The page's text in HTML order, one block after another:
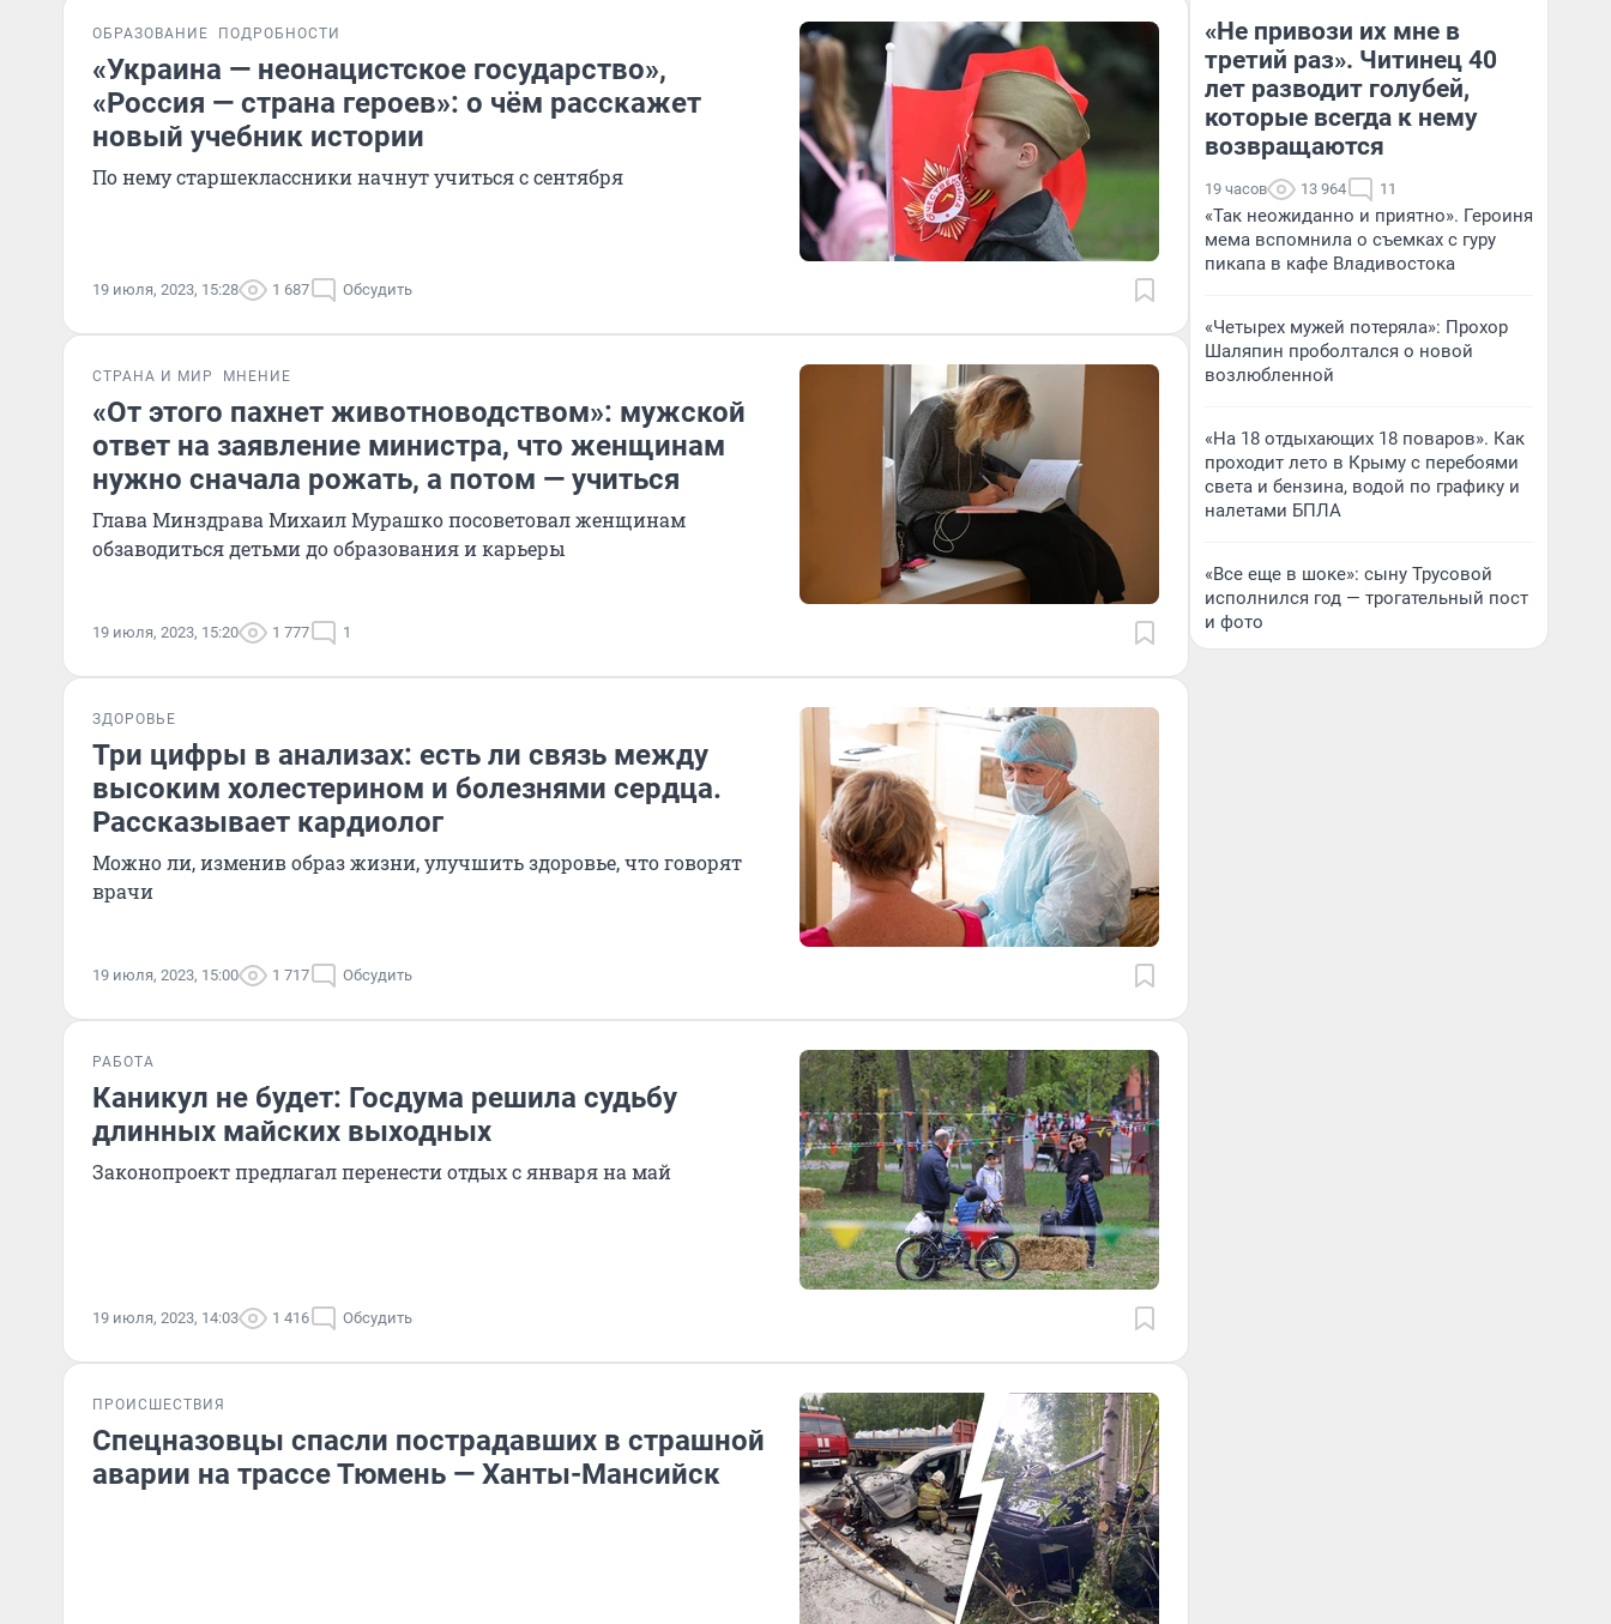
ОБРАЗОВАНИЕ ПОДРОБНОСТИ
«Украина — неонацистское государство»,
«Россия — страна героев»: о чём расскажет
новый учебник истории
По нему старшеклассники начнут учиться с сентября
19 июля, 2023, 15:28 1 687 Обсудить
СТРАНА И МИР МНЕНИЕ
«От этого пахнет животноводством»: мужской
ответ на заявление министра, что женщинам
нужно сначала рожать, а потом — учиться
Глава Минздрава Михаил Мурашко посоветовал женщинам
обзаводиться детьми до образования и карьеры
19 июля, 2023, 15:20 1 777 1
ЗДОРОВЬЕ
Три цифры в анализах: есть ли связь между
высоким холестерином и болезнями сердца.
Рассказывает кардиолог
Можно ли, изменив образ жизни, улучшить здоровье, что говорят
врачи
19 июля, 2023, 15:00 1 717 Обсудить
РАБОТА
Каникул не будет: Госдума решила судьбу
длинных майских выходных
Законопроект предлагал перенести отдых с января на май
19 июля, 2023, 14:03 1 416 Обсудить
ПРОИСШЕСТВИЯ
Спецназовцы спасли пострадавших в страшной
аварии на трассе Тюмень — Ханты-Мансийск
«Не привози их мне в
третий раз». Читинец 40
лет разводит голубей,
которые всегда к нему
возвращаются
19 часов 13 964 11
«Так неожиданно и приятно». Героиня
мема вспомнила о съемках с гуру
пикапа в кафе Владивостока
«Четырех мужей потеряла»: Прохор
Шаляпин проболтался о новой
возлюбленной
«На 18 отдыхающих 18 поваров». Как
проходит лето в Крыму с перебоями
света и бензина, водой по графику и
налетами БПЛА
«Все еще в шоке»: сыну Трусовой
исполнился год — трогательный пост
и фото